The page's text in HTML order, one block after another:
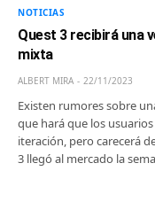
NOTICIAS
Quest 3 recibirá una
mixta
ALBERT MIRA 22/11/2023
Existen rumores sobre
que hará que los
iteración, pero carecerá
3 llegó al mercado la